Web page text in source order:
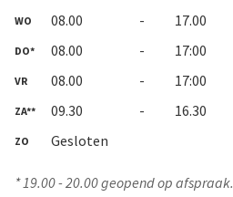
WO 08.00 - 17.00
DO* 08.00 - 17:00
VR 08.00 - 17:00
ZA** 09.30 - 16.30
ZO Gesloten
* 19.00 - 20.00 geopend op afspraak.